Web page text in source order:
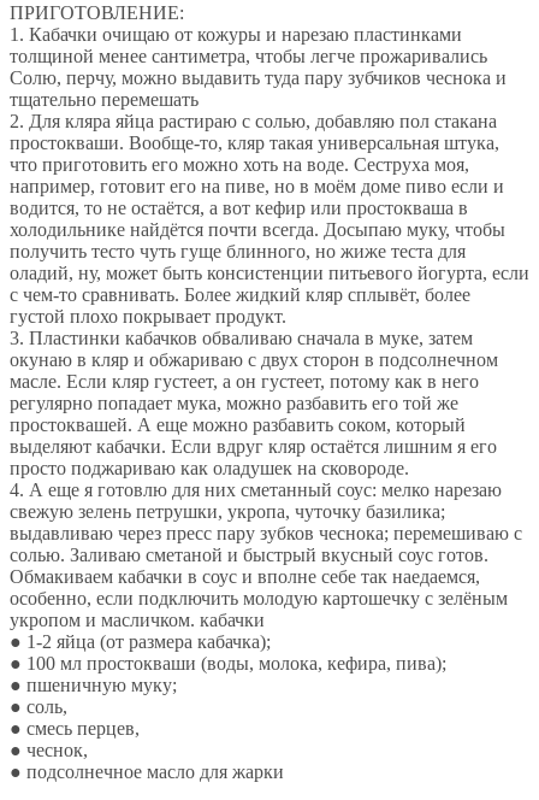
ПРИГОТОВЛЕНИЕ:
1. Кабачки очищаю от кожуры и нарезаю пластинками
толщиной менее сантиметра, чтобы легче прожаривались
Солю, перчу, можно выдавить туда пару зубчиков чеснока и
тщательно перемешать
2. Для кляра яйца растираю с солью, добавляю пол стакана
простокваши. Вообще-то, кляр такая универсальная штука,
что приготовить его можно хоть на воде. Сеструха моя,
например, готовит его на пиве, но в моём доме пиво если и
водится, то не остаётся, а вот кефир или простокваша в
холодильнике найдётся почти всегда. Досыпаю муку, чтобы
получить тесто чуть гуще блинного, но жиже теста для
оладий, ну, может быть консистенции питьевого йогурта, если
с чем-то сравнивать. Более жидкий кляр сплывёт, более
густой плохо покрывает продукт.
3. Пластинки кабачков обваливаю сначала в муке, затем
окунаю в кляр и обжариваю с двух сторон в подсолнечном
масле. Если кляр густеет, а он густеет, потому как в него
регулярно попадает мука, можно разбавить его той же
простоквашей. А еще можно разбавить соком, который
выделяют кабачки. Если вдруг кляр остаётся лишним я его
просто поджариваю как оладушек на сковороде.
4. А еще я готовлю для них сметанный соус: мелко нарезаю
свежую зелень петрушки, укропа, чуточку базилика;
выдавливаю через пресс пару зубков чеснока; перемешиваю с
солью. Заливаю сметаной и быстрый вкусный соус готов.
Обмакиваем кабачки в соус и вполне себе так наедаемся,
особенно, если подключить молодую картошечку с зелёным
укропом и масличком. кабачки
● 1-2 яйца (от размера кабачка);
● 100 мл простокваши (воды, молока, кефира, пива);
● пшеничную муку;
● соль,
● смесь перцев,
● чеснок,
● подсолнечное масло для жарки